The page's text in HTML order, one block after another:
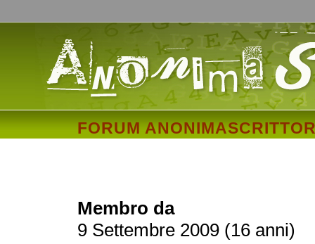
FORUM
Membro da
9 Settembre 2009 (16 anni)